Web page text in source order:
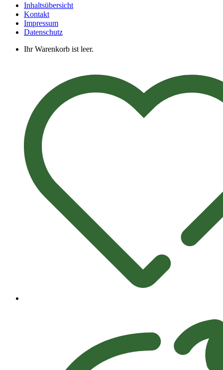
Inhaltsübersicht
Kontakt
Impressum
Datenschutz
Ihr Warenkorb ist leer.